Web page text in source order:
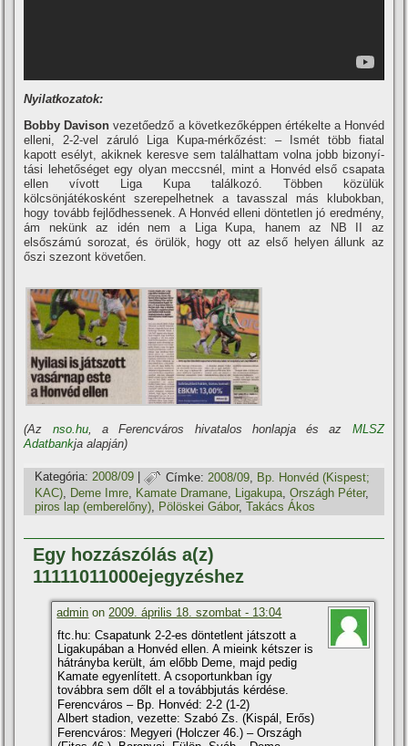
Nyilatkozatok:
Bobby Davison vezetőedző a következőképpen értékelte a Honvéd
elleni, 2-2-vel záruló Liga Kupa-mérkőzést: – Ismét több fiatal
kapott esélyt, akiknek keresve sem találhattam volna jobb bizonyí­
tási lehetőséget egy olyan meccsnél, mint a Honvéd első csapata
ellen ví­vott Liga Kupa találkozó. Többen közülük
kölcsönjátékosként szerepelhetnek a tavasszal más klubokban,
hogy tovább fejlődhessenek. A Honvéd elleni döntetlen jó eredmény,
ám nekünk az idén nem a Liga Kupa, hanem az NB II az
elsőszámú sorozat, és örülök, hogy ott az első helyen állunk az
őszi szezont követően.
(Az nso.hu, a Ferencváros hivatalos honlapja és az MLSZ
Adatbankja alapján)
Kategória: 2008/09 | Címke: 2008/09 Bp. Honvéd (Kispest;
KAC), Deme Imre, Kamate Dramane, Ligakupa,Országh Péter,
piros lap (emberelőny), Pölöskei Gábor,Takács Ákos
Egy hozzászólás a(z)
11111011000ejegyzéshez
admin on2009. április 18. szombat - 13:04
ftc.hu: Csapatunk 2-2-es döntetlent játszott a
Ligakupában a Honvéd ellen. A mieink kétszer is
hátrányba került, ám előbb Deme, majd pedig
Kamate egyenlí­tett. A csoportunkban í­gy
továbbra sem dőlt el a továbbjutás kérdése.
Ferencváros – Bp. Honvéd: 2-2 (1-2)
Albert stadion, vezette: Szabó Zs. (Kispál, Erős)
Ferencváros: Megyeri (Holczer 46.) – Országh